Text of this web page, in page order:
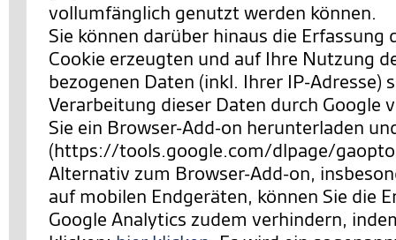
vollumfänglich genutzt werden können.
Sie können darüber hinaus die Erfassung
Cookie erzeugten und auf Ihre Nutzung
bezogenen Daten (inkl. Ihrer IP-Adresse)
Verarbeitung dieser Daten durch Google
Sie ein Browser-Add-on herunterladen
(https://tools.google.com/dlpage/
Alternativ zum Browser-Add-on,
auf mobilen Endgeräten, können Sie die
Google Analytics zudem verhindern,